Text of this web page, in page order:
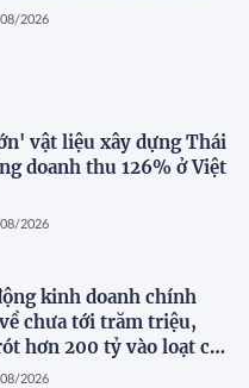
2026
vật liệu xây dựng Thái
doanh thu 126% ở Việt
2026
kinh doanh chính
chưa tới trăm triệu,
hơn 200 tỷ vào loạt cổ
Gelex
2026